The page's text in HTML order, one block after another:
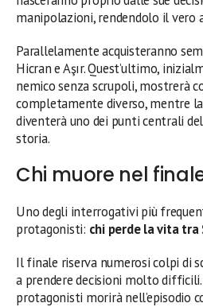
manipolazioni, rendendolo il vero
Parallelamente acquisteranno
Hicran e Aşır. Quest’ultimo,
nemico senza scrupoli, mostrerà
completamente diverso, mentre
diventerà uno dei punti centrali
storia.
Chi muore nel
Uno degli interrogativi più
protagonisti: chi perde la vita tra
Il finale riserva numerosi colpi di
a prendere decisioni molto
protagonisti morirà nell’episodio